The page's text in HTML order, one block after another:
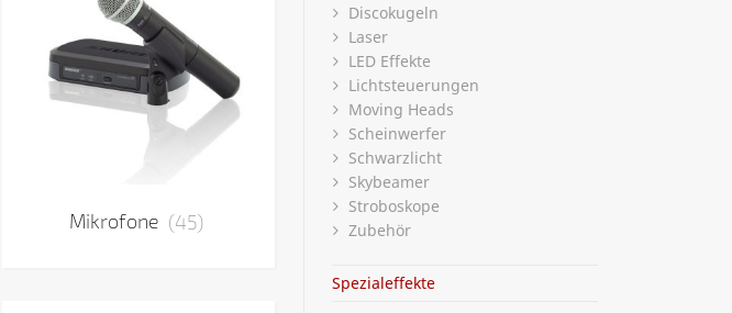
Mikrofone (45)
Discokugeln
Laser
LED Effekte
Lichtsteuerungen
Moving Heads
Scheinwerfer
Schwarzlicht
Skybeamer
Stroboskope
Zubehör
Spezialeffekte